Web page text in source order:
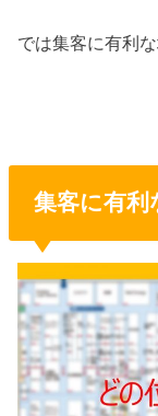
では集客に有利
集客に有利